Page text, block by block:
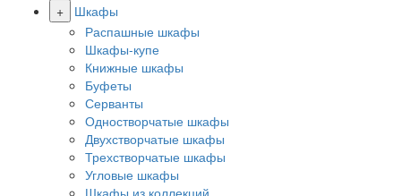
+
Шкафы
Распашные шкафы
Шкафы-купе
Книжные шкафы
Буфеты
Серванты
Одностворчатые шкафы
Двухстворчатые шкафы
Трехстворчатые шкафы
Угловые шкафы
Шкафы из коллекций